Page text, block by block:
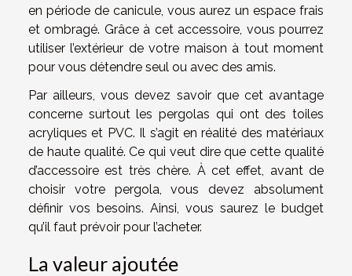
en période de canicule, vous aurez un espace frais
et ombragé. Grâce à cet accessoire, vous pourrez
utiliser l’extérieur de votre maison à tout moment
pour vous détendre seul ou avec des amis.
Par ailleurs, vous devez savoir que cet avantage
concerne surtout les pergolas qui ont des toiles
acryliques et PVC. Il s’agit en réalité des matériaux
de haute qualité. Ce qui veut dire que cette qualité
d’accessoire est très chère. À cet effet, avant de
choisir votre pergola, vous devez absolument
définir vos besoins. Ainsi, vous saurez le budget
qu’il faut prévoir pour l’acheter.
La valeur ajoutée